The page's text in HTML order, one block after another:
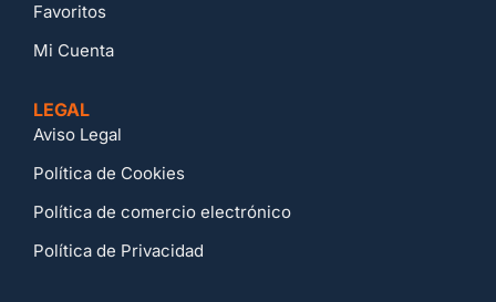
Favoritos
Mi Cuenta
LEGAL
Aviso Legal
Política de Cookies
Política de comercio electrónico
Política de Privacidad